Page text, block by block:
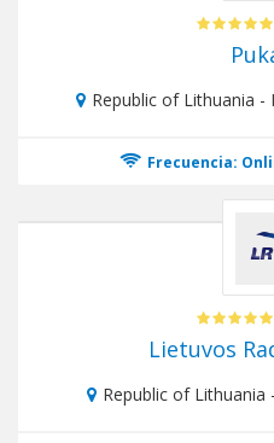
Republic of Lithuania -
Frecuencia:
Lietuvos
Republic of Lithuania